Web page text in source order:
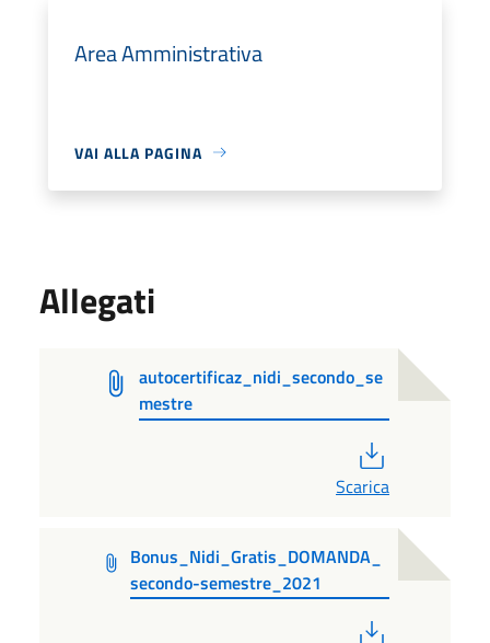
Area Amministrativa
VAI ALLA PAGINA
Allegati
autocertificaz_nidi_secondo_se
mestre
Scarica
Bonus_Nidi_Gratis_DOMANDA_
secondo-semestre_2021